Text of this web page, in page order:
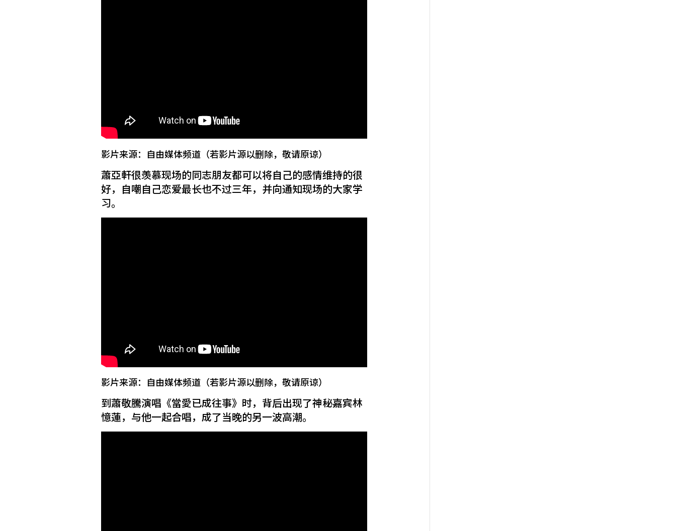
影片来源：自由媒体频道（若影片源以删除，敬请原谅）
蕭亞軒很羡慕现场的同志朋友都可以将自己的感情维持的很
好，自嘲自己恋爱最长也不过三年，并向通知现场的大家学
习。
影片来源：自由媒体频道（若影片源以删除，敬请原谅）
到蕭敬騰演唱《當愛已成往事》时，背后出现了神秘嘉宾林
憶蓮，与他一起合唱，成了当晚的另一波高潮。